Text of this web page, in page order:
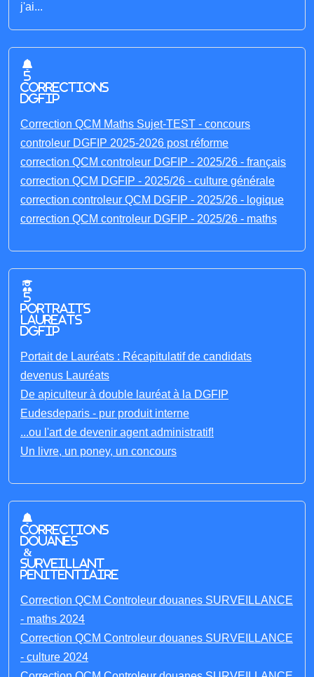
j'ai...
5
corrections
DGFIP
Correction QCM Maths Sujet-TEST - concours
controleur DGFIP 2025-2026 post réforme
correction QCM controleur DGFIP - 2025/26 - français
correction QCM DGFIP - 2025/26 - culture générale
correction controleur QCM DGFIP - 2025/26 - logique
correction QCM controleur DGFIP - 2025/26 - maths
5
portraits
laureats
DGFIP
Portait de Lauréats : Récapitulatif de candidats
devenus Lauréats
De apiculteur à double lauréat à la DGFIP
Eudesdeparis - pur produit interne
...ou l'art de devenir agent administratif!
Un livre, un poney, un concours
Corrections
Douanes
&
Surveillant
penitentiaire
Correction QCM Controleur douanes SURVEILLANCE
- maths 2024
Correction QCM Controleur douanes SURVEILLANCE
- culture 2024